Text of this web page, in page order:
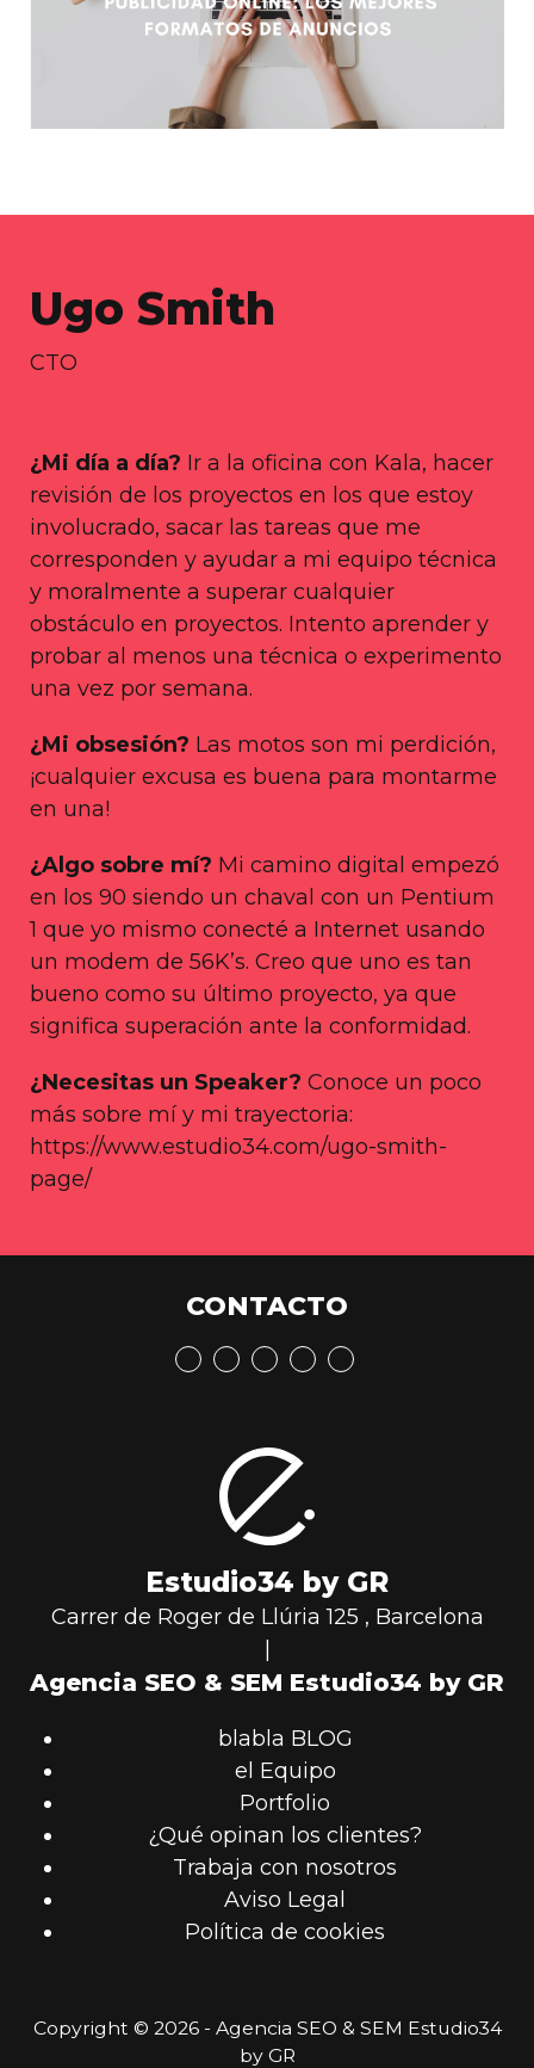
Ugo Smith
CTO
¿Mi día a día? Ir a la oficina con Kala, hacer
revisión de los proyectos en los que estoy
involucrado, sacar las tareas que me
corresponden y ayudar a mi equipo técnica
y moralmente a superar cualquier
obstáculo en proyectos. Intento aprender y
probar al menos una técnica o experimento
una vez por semana.
¿Mi obsesión? Las motos son mi perdición,
¡cualquier excusa es buena para montarme
en una!
¿Algo sobre mí? Mi camino digital empezó
en los 90 siendo un chaval con un Pentium
1 que yo mismo conecté a Internet usando
un modem de 56K’s. Creo que uno es tan
bueno como su último proyecto, ya que
significa superación ante la conformidad.
¿Necesitas un Speaker? Conoce un poco
más sobre mí y mi trayectoria:
https://www.estudio34.com/ugo-smith-
page/
CONTACTO
Estudio34 by GR
Carrer de Roger de Llúria 125 , Barcelona
|
Agencia SEO & SEM Estudio34 by GR
blabla BLOG
el Equipo
Portfolio
¿Qué opinan los clientes?
Trabaja con nosotros
Aviso Legal
Política de cookies
Copyright © 2026 - Agencia SEO & SEM Estudio34
by GR